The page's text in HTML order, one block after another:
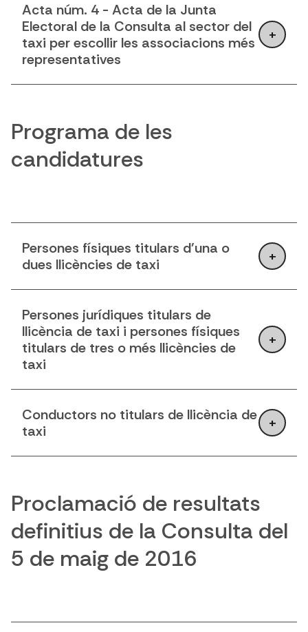
Acta núm. 4 - Acta de la Junta
Electoral de la Consulta al sector del
taxi per escollir les associacions més
representatives
Programa de les
candidatures
Persones físiques titulars d'una o
dues llicències de taxi
Persones jurídiques titulars de
llicència de taxi i persones físiques
titulars de tres o més llicències de
taxi
Conductors no titulars de llicència de
taxi
Proclamació de resultats
definitius de la Consulta del
5 de maig de 2016